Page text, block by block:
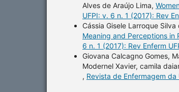
Alves de Araújo Lima,
UFPI: v. 6 n. 1 (2017): Rev
Cássia Gisele Larroque
Meaning and Perceptions in
6 n. 1 (2017): Rev Enferm
Giovana Calcagno Gomes,
Modernel Xavier, camila
, Revista de Enfermagem da